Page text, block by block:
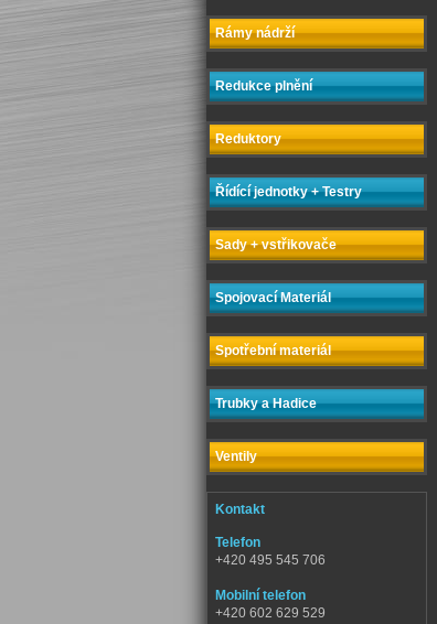
Rámy nádrží
Redukce plnění
Reduktory
Řídící jednotky + Testry
Sady + vstřikovače
Spojovací Materiál
Spotřební materiál
Trubky a Hadice
Ventily
Kontakt
Telefon
+420 495 545 706
Mobilní telefon
+420 602 629 529